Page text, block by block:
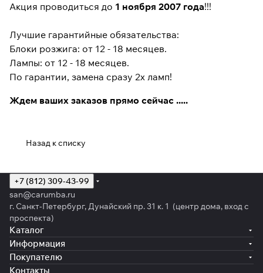
Акция проводиться до 1 ноября 2007 года!!!
Лучшие гарантийные обязательства:
Блоки розжига: от 12 - 18 месяцев.
Лампы: от 12 - 18 месяцев.
По гарантии, замена сразу 2х ламп!
Ждем ваших заказов прямо сейчас .....
Назад к списку
+7 (812) 309-43-99
san@carumba.ru
г. Санкт-Петербург, Дунайский пр. 31 к. 1 (центр дома, вход с
проспекта)
Каталог
Информация
Покупателю
Контакты